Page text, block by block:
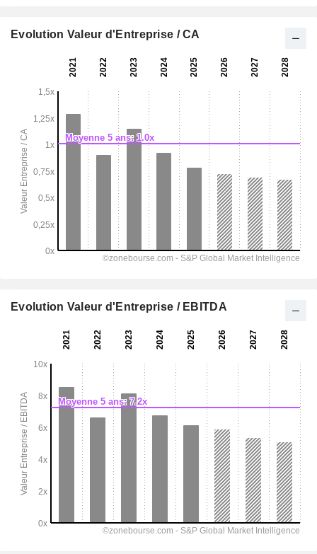
Evolution Valeur d'Entreprise / CA
Evolution Valeur d'Entreprise / EBITDA